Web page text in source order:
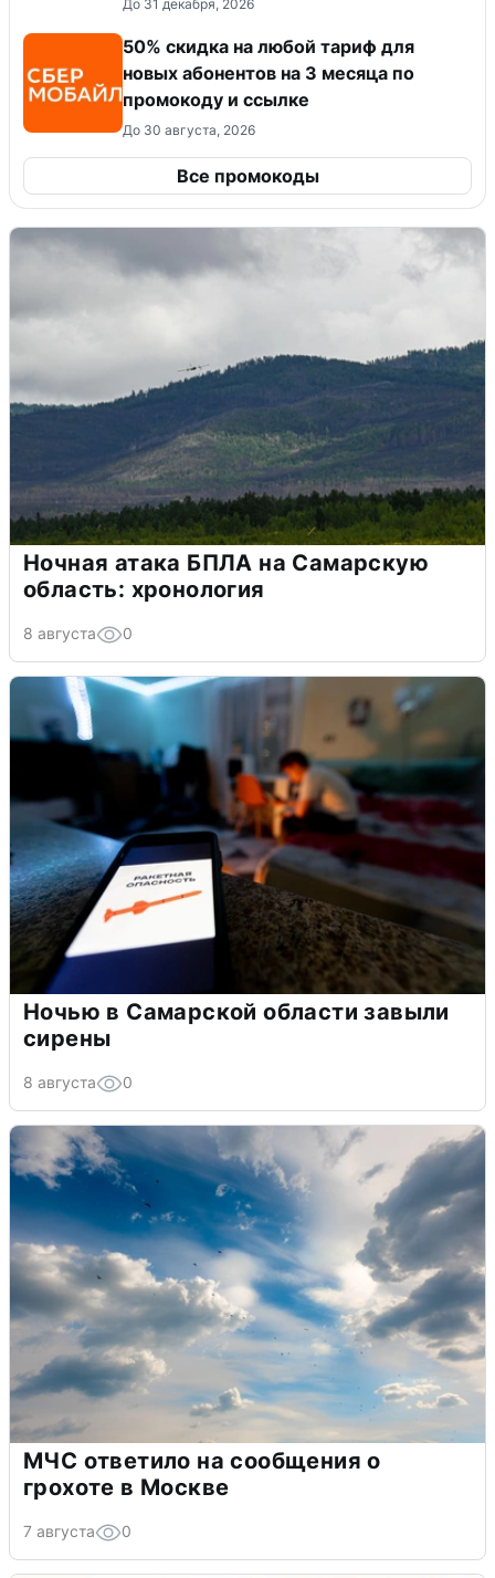
До 31 декабря, 2026
50% скидка на любой тариф для
новых абонентов на 3 месяца по
промокоду и ссылке
До 30 августа, 2026
Все промокоды
Ночная атака БПЛА на Самарскую
область: хронология
8 августа 0
Ночью в Самарской области завыли
сирены
8 августа 0
МЧС ответило на сообщения о
грохоте в Москве
7 августа 0